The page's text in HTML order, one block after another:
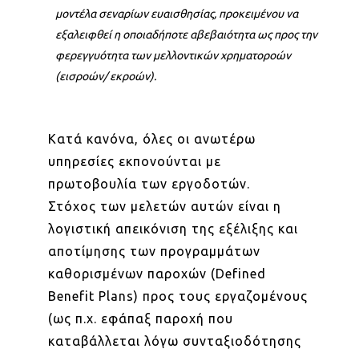
μοντέλα σεναρίων ευαισθησίας, προκειμένου να
εξαλειφθεί η οποιαδήποτε αβεβαιότητα ως προς την
φερεγγυότητα των μελλοντικών χρηματοροών
(εισροών/ εκροών).
Κατά κανόνα, όλες οι ανωτέρω
υπηρεσίες εκπονούνται με
πρωτοβουλία των εργοδοτών.
Στόχος των μελετών αυτών είναι η
λογιστική απεικόνιση της εξέλιξης και
αποτίμησης των προγραμμάτων
καθορισμένων παροχών (Defined
Benefit Plans) προς τους εργαζομένους
(ως π.χ. εφάπαξ παροχή που
καταβάλλεται λόγω συνταξιοδότησης